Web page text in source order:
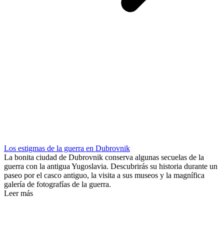
Los estigmas de la guerra en Dubrovnik
La bonita ciudad de Dubrovnik conserva algunas secuelas de la
guerra con la antigua Yugoslavia. Descubrirás su historia durante un
paseo por el casco antiguo, la visita a sus museos y la magnífica
galería de fotografías de la guerra.
Leer más